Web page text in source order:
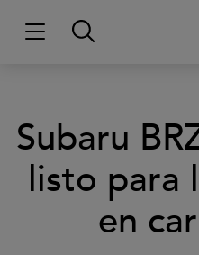
Subaru
listo para
en